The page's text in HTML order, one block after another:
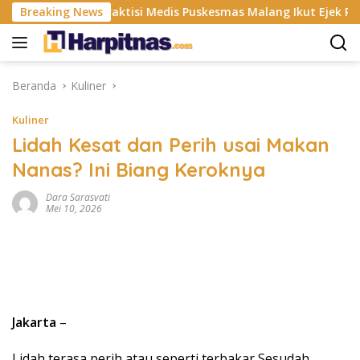
Langsung
ke
konten
Breaking News
Praktisi Medis Puskesmas Malang Ikut Ejek Pasien
Beranda Kuliner
Kuliner
Lidah Kesat dan Perih usai Makan
Nanas? Ini Biang Keroknya
Dara Sarasvati
Mei 10, 2026
Jakarta –